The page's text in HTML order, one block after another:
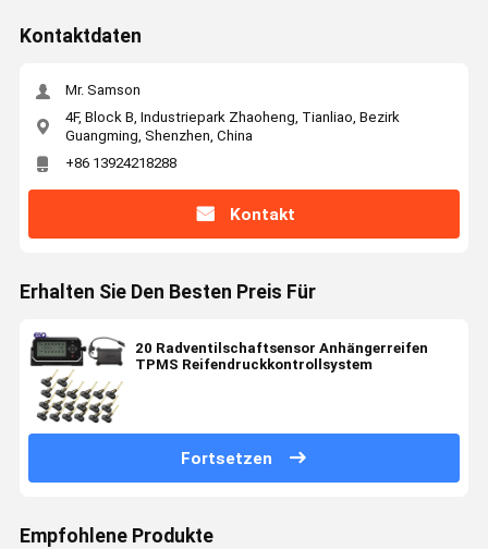
Kontaktdaten
Mr. Samson
4F, Block B, Industriepark Zhaoheng, Tianliao, Bezirk
Guangming, Shenzhen, China
+86 13924218288
Kontakt
Erhalten Sie Den Besten Preis Für
20 Radventilschaftsensor Anhängerreifen
TPMS Reifendruckkontrollsystem
Fortsetzen
Empfohlene Produkte